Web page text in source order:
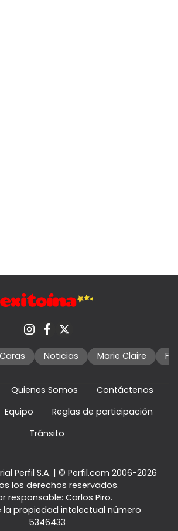
Caras Noticias Marie Claire
Quienes Somos
Contáctenos
Equipo
Reglas de participación
Tránsito
Perfil S.A. | © Perfil.com 2006-2026
los derechos reservados.
responsable: Carlos Piro.
la propiedad intelectual número
5346433